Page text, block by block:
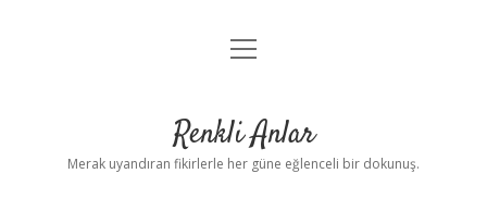
Anasayfa
Yasal Uyarı
menüyü
Renkli Anlar
Merak uyandıran fikirlerle her güne eğlenceli bir dokunuş.